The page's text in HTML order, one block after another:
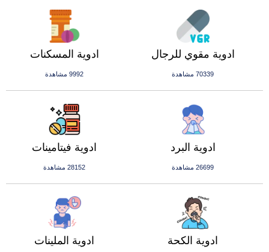
ادوية المسكنات
9992 مشاهدة
ادوية مقوي للرجال
70339 مشاهدة
ادوية فيتامينات
28152 مشاهدة
ادوية البرد
26699 مشاهدة
ادوية الملينات ادوية الكحة